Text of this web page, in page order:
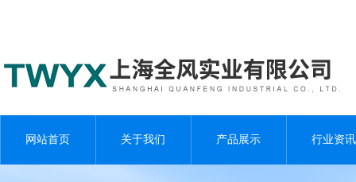
网站首页 关于我们 产品展示 行业资讯